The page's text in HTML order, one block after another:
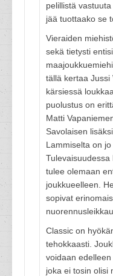
pelillistä
jää tuottaako se
Vieraiden
sekä tietysti
tällä kertaa Jussi
kärsiessä
puolustus on
Matti
Savolaisen
Lammiselta on
Tulevaisuudessa
tulee olemaan
joukkueelleen.
sopivat
Classic on
tehokkaasti.
voidaan edelleen
joka ei tosin olisi